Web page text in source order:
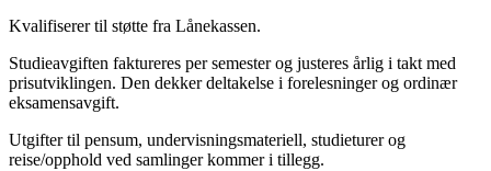
Kvalifiserer til støtte fra Lånekassen.
Studieavgiften faktureres per semester og justeres årlig i takt med
prisutviklingen. Den dekker deltakelse i forelesninger og ordinær
eksamensavgift.
Utgifter til pensum, undervisningsmateriell, studieturer og
reise/opphold ved samlinger kommer i tillegg.